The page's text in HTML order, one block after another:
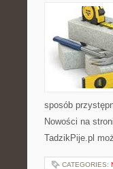
sposób
Nowości na
TadzikPije.pl
CATEGORIES: